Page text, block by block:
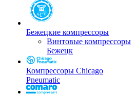
Бежецкие компрессоры
Винтовые компрессоры
Бежецк
Компрессоры Chicago
Pneumatic